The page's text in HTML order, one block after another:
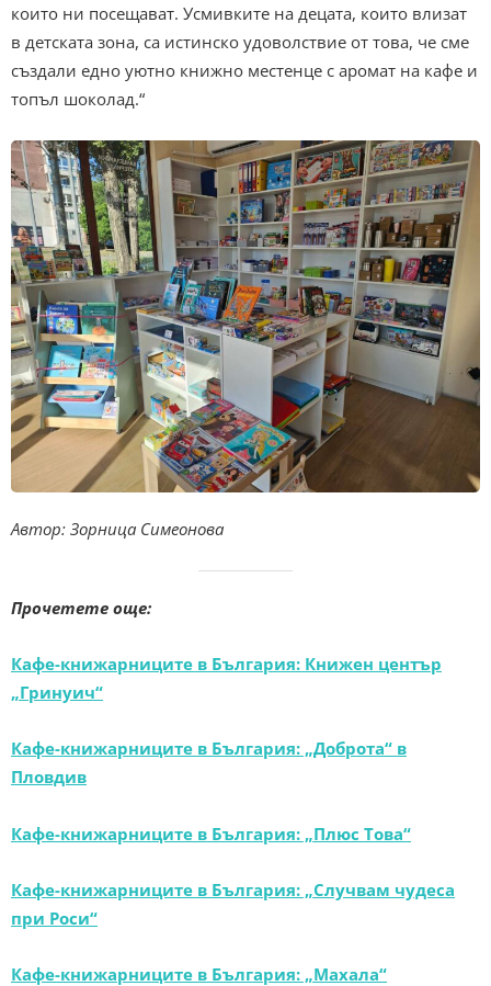
които ни посещават. Усмивките на децата, които влизат
в детската зона, са истинско удоволствие от това, че сме
създали едно уютно книжно местенце с аромат на кафе и
топъл шоколад.“
Автор: Зорница Симеонова
Прочетете още:
Кафе-книжарниците в България: Книжен център
„Гринуич“
Кафе-книжарниците в България: „Доброта“ в
Пловдив
Кафе-книжарниците в България: „Плюс Това“
Кафе-книжарниците в България: „Случвам чудеса
при Роси“
Кафе-книжарниците в България: „Махала“